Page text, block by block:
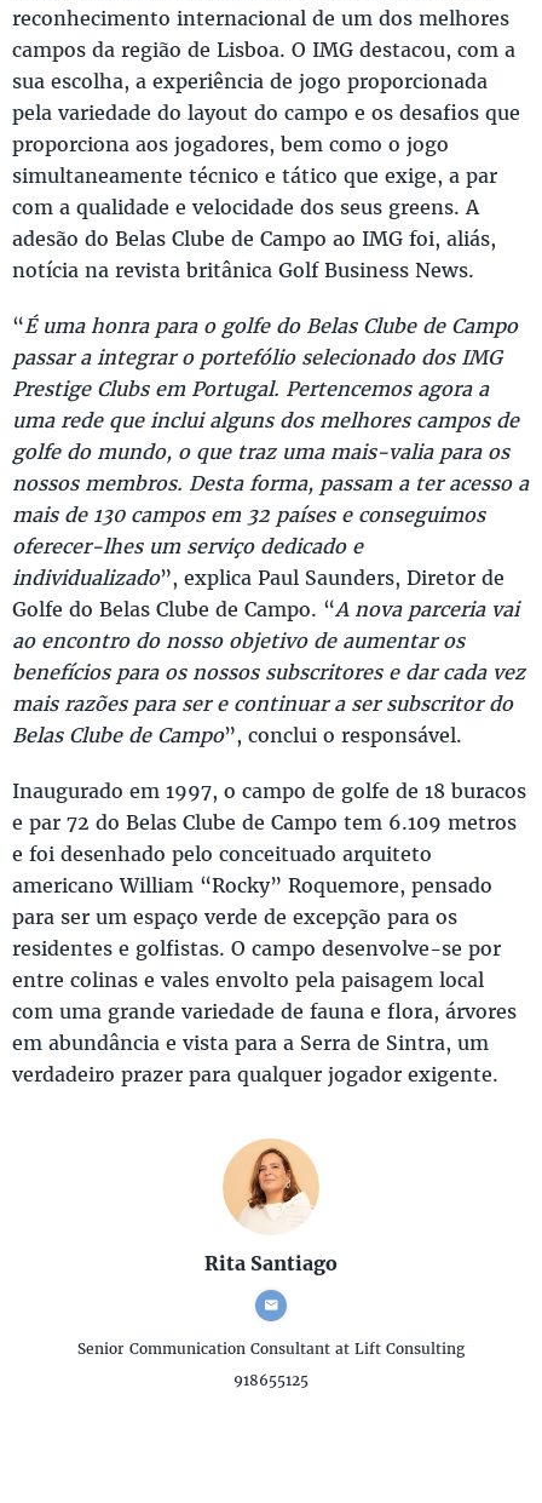
reconhecimento internacional de um dos melhores
campos da região de Lisboa. O IMG destacou, com a
sua escolha, a experiência de jogo proporcionada
pela variedade do layout do campo e os desafios que
proporciona aos jogadores, bem como o jogo
simultaneamente técnico e tático que exige, a par
com a qualidade e velocidade dos seus greens. A
adesão do Belas Clube de Campo ao IMG foi, aliás,
notícia na revista britânica Golf Business News.
“É uma honra para o golfe do Belas Clube de Campo
passar a integrar o portefólio selecionado dos IMG
Prestige Clubs em Portugal. Pertencemos agora a
uma rede que inclui alguns dos melhores campos de
golfe do mundo, o que traz uma mais-valia para os
nossos membros. Desta forma, passam a ter acesso a
mais de 130 campos em 32 países e conseguimos
oferecer-lhes um serviço dedicado e
individualizado”, explica Paul Saunders, Diretor de
Golfe do Belas Clube de Campo. “A nova parceria vai
ao encontro do nosso objetivo de aumentar os
benefícios para os nossos subscritores e dar cada vez
mais razões para ser e continuar a ser subscritor do
Belas Clube de Campo”, conclui o responsável.
Inaugurado em 1997, o campo de golfe de 18 buracos
e par 72 do Belas Clube de Campo tem 6.109 metros
e foi desenhado pelo conceituado arquiteto
americano William “Rocky” Roquemore, pensado
para ser um espaço verde de excepção para os
residentes e golfistas. O campo desenvolve-se por
entre colinas e vales envolto pela paisagem local
com uma grande variedade de fauna e flora, árvores
em abundância e vista para a Serra de Sintra, um
verdadeiro prazer para qualquer jogador exigente.
Rita Santiago
Senior Communication Consultant at Lift Consulting
918655125